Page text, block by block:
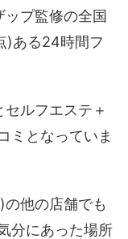
プ監修の全国
)ある24時間フ
ルフエステ＋
ミとなっていま
他の店舗でも
分にあった場所